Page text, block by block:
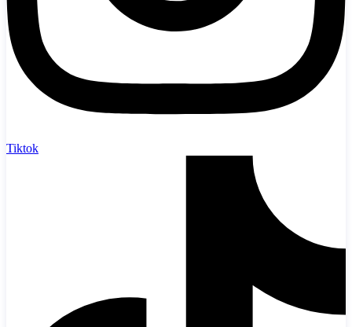
Tiktok